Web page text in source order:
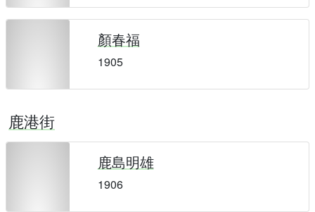
顏春福
1905
鹿港街
鹿島明雄
1906